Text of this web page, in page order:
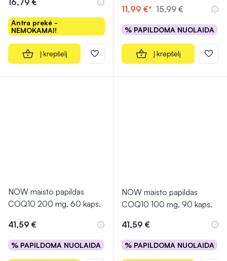
16,79 €
Antra prekė -
NEMOKAMAI!
Į krepšelį
11,99 €* 15,99 €
% PAPILDOMA NUOLAIDA
Į krepšelį
NOW maisto papildas
COQ10 200 mg, 60 kaps.
41,59 €
% PAPILDOMA NUOLAIDA
NOW maisto papildas
COQ10 100 mg, 90 kaps.
41,59 €
% PAPILDOMA NUOLAIDA